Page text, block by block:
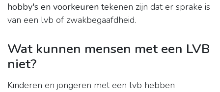
hobby's en voorkeuren tekenen zijn dat er sprake is
van een lvb of zwakbegaafdheid.
Wat kunnen mensen met een LVB
niet?
Kinderen en jongeren met een lvb hebben